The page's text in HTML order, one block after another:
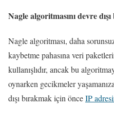
Nagle algoritmasını devre
Nagle algoritması, daha
kaybetme pahasına veri
kullanışlıdır, ancak bu
oynarken gecikmeler
dışı bırakmak için önceIP